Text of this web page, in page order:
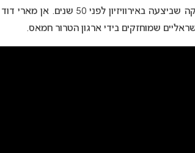
הגדולה וביצעה את הקלאסיקה
שמוחזקים בידי ארגון הטרור חמאס.